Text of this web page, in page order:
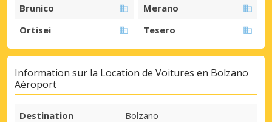
Brunico
Merano
Ortisei
Tesero
Information sur la Location de Voitures en Bolzano
Aéroport
Destination
Bolzano